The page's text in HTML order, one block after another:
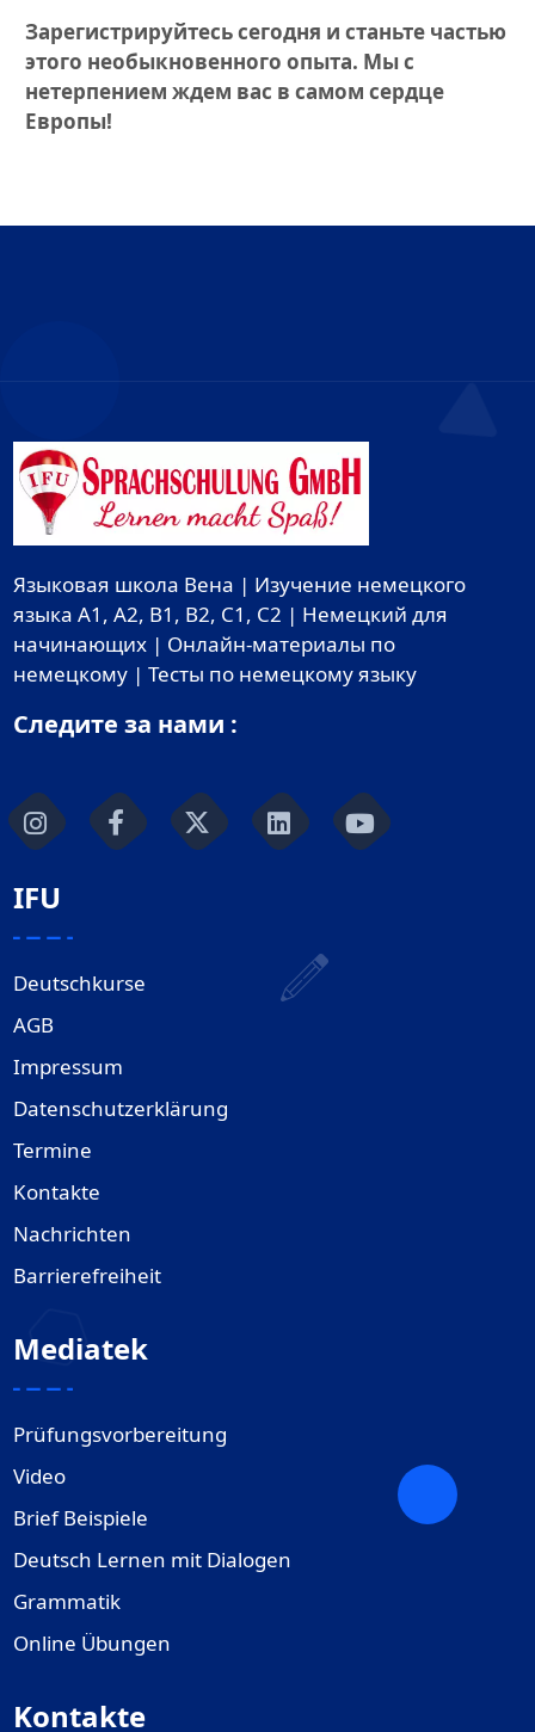
Зарегистрируйтесь сегодня и станьте частью
этого необыкновенного опыта. Мы с
нетерпением ждем вас в самом сердце
Европы!
Языковая школа Вена | Изучение немецкого
языка A1, A2, B1, B2, C1, C2 | Немецкий для
начинающих | Онлайн-материалы по
немецкому | Тесты по немецкому языку
Следите за нами :
IFU
Deutschkurse
AGB
Impressum
Datenschutzerklärung
Termine
Kontakte
Nachrichten
Barrierefreiheit
Mediatek
Prüfungsvorbereitung
Video
Brief Beispiele
Deutsch Lernen mit Dialogen
Grammatik
Online Übungen
Kontakte